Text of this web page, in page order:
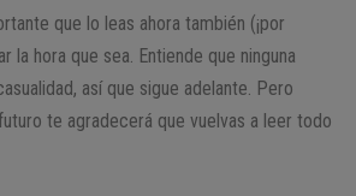
que lo leas ahora también (¡por
la hora que sea. Entiende que ninguna
así que sigue adelante. Pero
te agradecerá que vuelvas a leer todo